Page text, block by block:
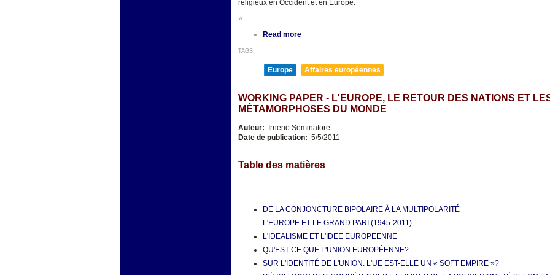
religieux en Occident et en Europe.
»
Read more
TAGS:
Europe Affaires européennes
WORKING PAPER - L'EUROPE, LE RETOUR DES NATIONS ET
MÉTAMORPHOSES DU MONDE
Auteur:
Irnerio Seminatore
Date de publication: 5/5/2011
Table des matières
DE LA CONJONCTURE BIPOLAIRE À LA MULTIPOLARITÉ
L'EUROPE ET LE GRAND PARI (1945-2011)
L'IDEALISME ET L'IDEE EUROPEENNE
QU'EST-CE QUE L'UNION EUROPÉENNE?
SUR L'IDENTITÉ DE L'UNION. L'UE EST-ELLE UN « SOFT EMPIRE »?